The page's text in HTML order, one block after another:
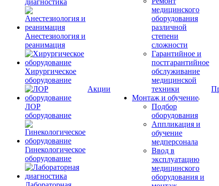
диагностика
Анестезиология и
реанимация
Хирургическое
оборудование
ЛОР
оборудование
Гинекологическое
оборудование
Акции
медицинского
оборудования
различной
степени
сложности
Гарантийное и
постгарантийное
обслуживание
медицинской
техники
Монтаж и обучение
Подбор
оборудования
Аппликация и
обучение
медперсонала
Ввод в
эксплуатацию
медицинского
оборудования и